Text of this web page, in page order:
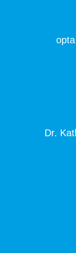
Dr.